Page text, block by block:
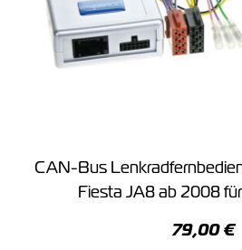
CAN-Bus
Fiesta JA8 ab 2008
79,00 €